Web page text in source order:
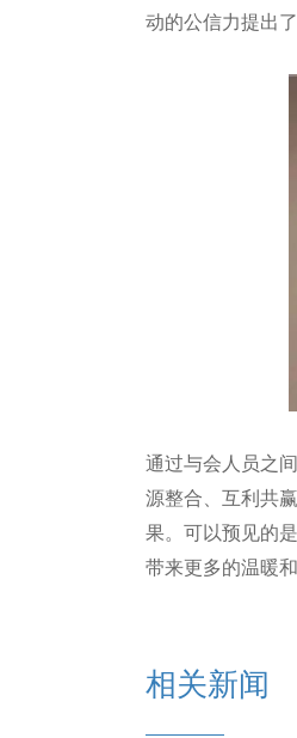
动的公信力提出
通过与会人员之
源整合、互利共
果。可以预见的
带来更多的温暖和
相关新闻